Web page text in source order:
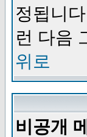
정됩니
런 다음
위로
비공개